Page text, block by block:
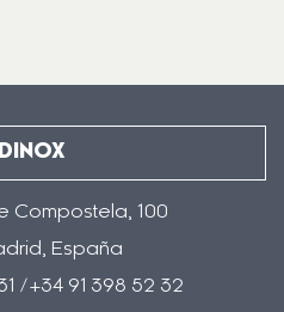
Compostela, 100
España
/+34 91 398 52 32